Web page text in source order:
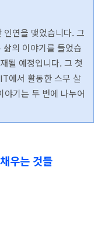
연을 맺었습니다. 그
의 이야기를 들었습
될 예정입니다. 그 첫
에서 활동한 스무 살
야기는 두 번에 나누어
우는 것들